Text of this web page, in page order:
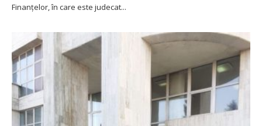
Finanțelor, în care este judecat...